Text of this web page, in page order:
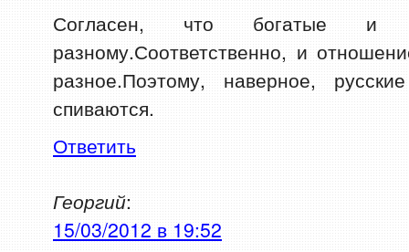
Согласен, что богатые и
разному.Соответственно, и
разное.Поэтому, наверное,
спиваются.
Ответить
Георгий:
15/03/2012 в 19:52